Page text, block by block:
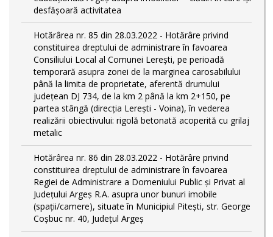
desfășoară activitatea
Hotărârea nr. 85 din 28.03.2022 - Hotărâre privind
constituirea dreptului de administrare în favoarea
Consiliului Local al Comunei Lerești, pe perioadă
temporară asupra zonei de la marginea carosabilului
până la limita de proprietate, aferentă drumului
județean DJ 734, de la km 2 până la km 2+150, pe
partea stângă (direcția Lerești - Voina), în vederea
realizării obiectivului: rigolă betonată acoperită cu grilaj
metalic
Hotărârea nr. 86 din 28.03.2022 - Hotărâre privind
constituirea dreptului de administrare în favoarea
Regiei de Administrare a Domeniului Public și Privat al
Județului Argeș R.A. asupra unor bunuri imobile
(spații/camere), situate în Municipiul Pitești, str. George
Coșbuc nr. 40, Județul Argeș